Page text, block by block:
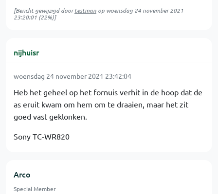
[Bericht gewijzigd doortestman op woensdag 24 november 2021
23:20:01 (22%)]
nijhuisr
woensdag 24 november 2021 23:42:04
Heb het geheel op het fornuis verhit in de hoop dat de
as eruit kwam om hem om te draaien, maar het zit
goed vast geklonken.
Sony TC-WR820
Arco
Special Member